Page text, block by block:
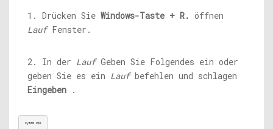
1. Drücken Sie Windows-Taste + R. öffnen
LaufFenster.
2. In der LaufGeben Sie Folgendes ein oder
geben Sie es ein Laufbefehlen und schlagen
Eingeben .
sysdm.cpl